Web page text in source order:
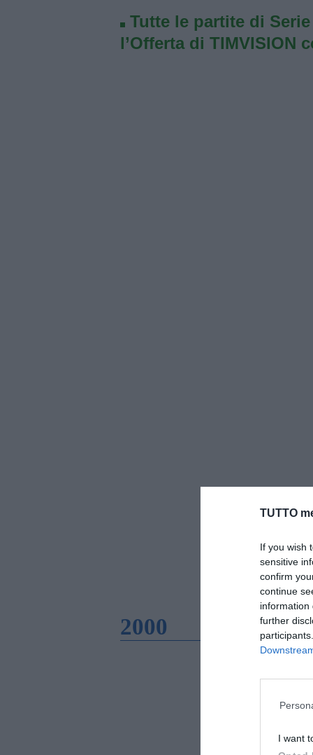
TUTTO
If you wish
sensitive
confirm
continue
information
further
I want
Tutte le partite di
l’Offerta di TIMVISION
2000